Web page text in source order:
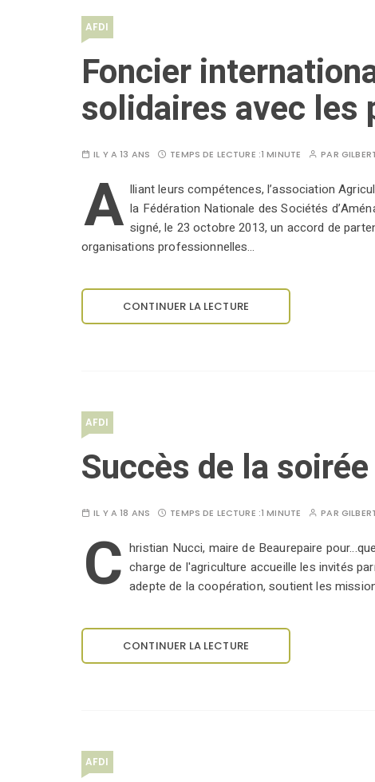
AFDI
Foncier
solidaires avec les
IL Y A 13 ANS TEMPS DE LECTURE :1 MINUTE PAR
A lliant leurs compétences, l’association
la Fédération Nationale des Sociétés
signé, le 23 octobre 2013, un accord de
organisations professionnelles…
CONTINUER LA LECTURE
AFDI
Succès de la
IL Y A 18 ANS TEMPS DE LECTURE :1 MINUTE PAR
C hristian Nucci, maire de Beaurepaire
charge de l'agriculture accueille les invités
adepte de la coopération, soutient les
CONTINUER LA LECTURE
AFDI